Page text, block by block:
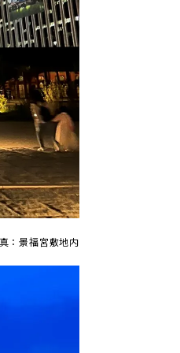
：景福宮敷地内